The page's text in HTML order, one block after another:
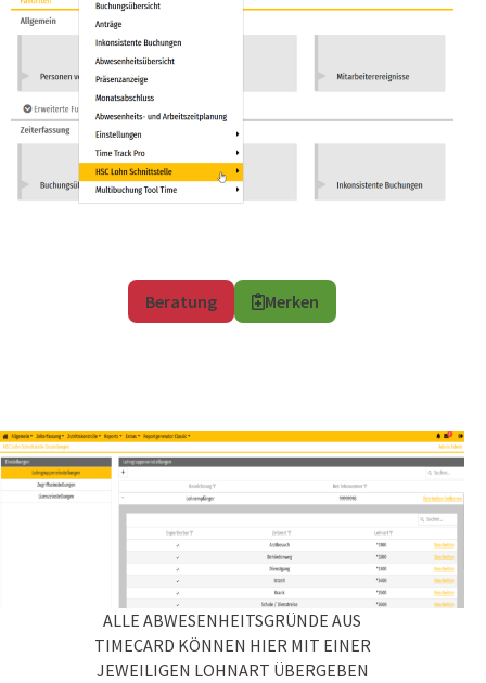
Beratung Merken
ALLE ABWESENHEITSGRÜNDE AUS
TIMECARD KÖNNEN HIER MIT EINER
JEWEILIGEN LOHNART ÜBERGEBEN